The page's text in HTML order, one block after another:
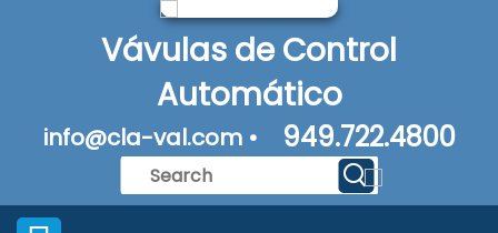
Vávulas de Control
Automático
info@cla-val.com • 949.722.4800